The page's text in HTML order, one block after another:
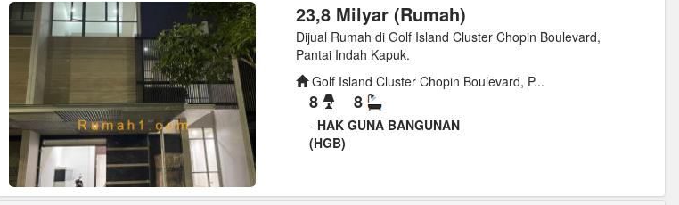
23,8 Milyar (Rumah)
Dijual Rumah di Golf Island Cluster Chopin Boulevard,
Pantai Indah Kapuk.
Golf Island Cluster Chopin Boulevard, P...
8 8
- HAK GUNA BANGUNAN
(HGB)